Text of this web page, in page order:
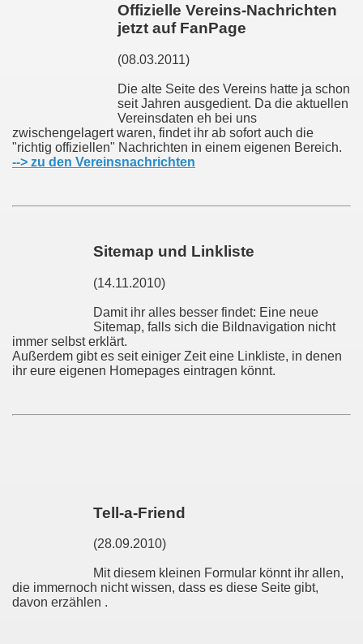
Offizielle Vereins-Nachrichten
jetzt auf FanPage
(08.03.2011)
Die alte Seite des Vereins hatte ja schon
seit Jahren ausgedient. Da die aktuellen
Vereinsdaten eh bei uns
zwischengelagert waren, findet ihr ab sofort auch die
"richtig offiziellen" Nachrichten in einem eigenen Bereich.
--> zu den Vereinsnachrichten
Sitemap und Linkliste
(14.11.2010)
Damit ihr alles besser findet: Eine neue
Sitemap, falls sich die Bildnavigation nicht
immer selbst erklärt.
Außerdem gibt es seit einiger Zeit eine Linkliste, in denen
ihr eure eigenen Homepages eintragen könnt.
Tell-a-Friend
(28.09.2010)
Mit diesem kleinen Formular könnt ihr allen,
die immernoch nicht wissen, dass es diese Seite gibt,
davon erzählen .